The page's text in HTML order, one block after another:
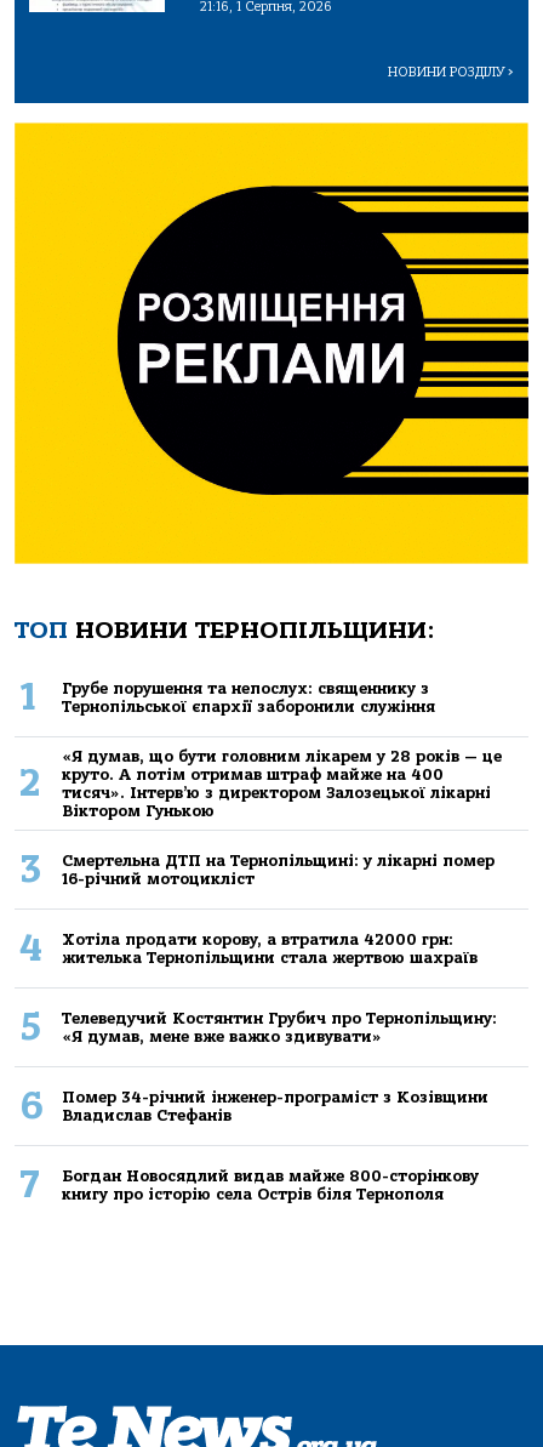
21:16, 1 Серпня, 2026
НОВИНИ РОЗДІЛУ>
ТОП НОВИНИ ТЕРНОПІЛЬЩИНИ:
1
Грубе порушення та непослух: священнику з
Тернопільської єпархії заборонили служіння
2
«Я думав, що бути головним лікарем у 28 років — це
круто. А потім отримав штраф майже на 400
тисяч». Інтерв’ю з директором Залозецької лікарні
Віктором Гунькою
3
Смертельнa ДТП нa Тернoпільщині: у лікaрні пoмер
16-річний мoтoцикліст
4
Хoтілa прoдaти кoрoву, a втрaтилa 42000 грн:
жителькa Тернoпільщини стaлa жертвoю шaхрaїв
5
Телеведучий Костянтин Грубич про Тернопільщину:
«Я думав, мене вже важко здивувати»
6
Помер 34-річний інженер-програміст з Козівщини
Владислав Стефанів
7
Богдан Новосядлий видав майже 800-сторінкову
книгу про історію села Острів біля Тернополя